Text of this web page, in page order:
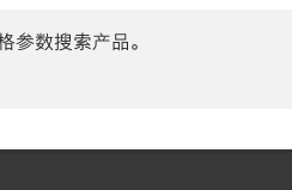
数搜索产品。